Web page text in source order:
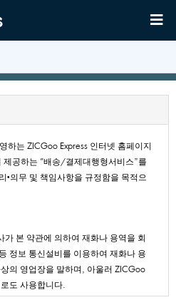
하는ZICGooExpress인터넷홈페이지
공하는"배송/결제대행형서비스”를
•의무및책임사항을규정함을목적으
가본약관에의하여재화나용역을회
정보통신설비를이용하여재화나용
의영업장을말하며,아울러ZICGoo
도사용합니다.